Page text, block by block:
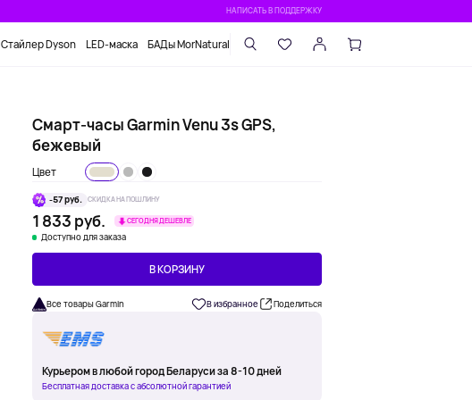
НАПИСАТЬ В ПОДДЕРЖКУ
Стайлер Dyson LED-маска БАДы MorNatural
Смарт-часы Garmin Venu 3s GPS,
бежевый
Цвет
-57 руб. СКИДКА НА ПОШЛИНУ
1 833 руб. СЕГОДНЯ ДЕШЕВЛЕ
Доступно для заказа
В КОРЗИНУ
Все товары Garmin В избранное Поделиться
Курьером в любой город Беларуси за 8-10 дней
Бесплатная доставка с абсолютной гарантией